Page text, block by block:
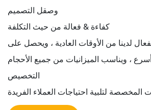
وصقل التصميم
كفاءة & فعالة من حيث التكلفة
لدينا من الأوقات العادية ، ويحصل على
، ويناسب الميزانيات من جميع الأحجام
التخصيص
المخصصة لتلبية احتياجات العملاء الفريدة